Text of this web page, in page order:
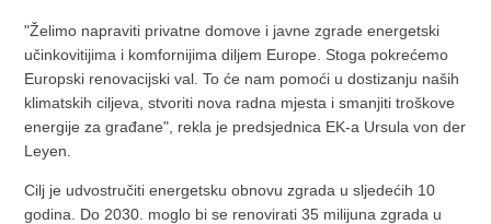
"Želimo napraviti privatne domove i javne zgrade energetski
učinkovitijima i komfornijima diljem Europe. Stoga pokrećemo
Europski renovacijski val. To će nam pomoći u dostizanju naših
klimatskih ciljeva, stvoriti nova radna mjesta i smanjiti troškove
energije za građane", rekla je predsjednica EK-a Ursula von der
Leyen.
Cilj je udvostručiti energetsku obnovu zgrada u sljedećih 10
godina. Do 2030. moglo bi se renovirati 35 milijuna zgrada u